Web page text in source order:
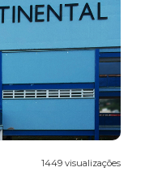
1449 visualizações